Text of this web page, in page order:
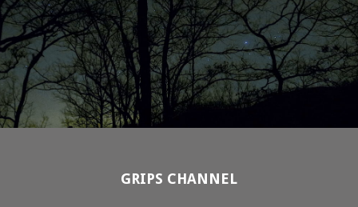
GRIPS CHANNEL